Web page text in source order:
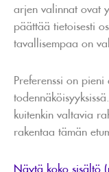
arjen valinnat ovat
päättää tietoisesti
tavallisempaa on
Preferenssi on
kuitenkin valtavia
rakentaa tämän
Näytä koko sisältö